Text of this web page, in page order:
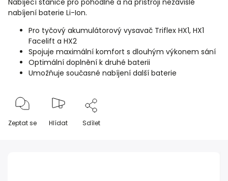
Nabíjecí stanice pro pohodlné a na přístroji nezávislé
nabíjení baterie Li-Ion.
Pro tyčový akumulátorový vysavač Triflex HX1, HX1
Facelift a HX2
Spojuje maximální komfort s dlouhým výkonem sání
Optimální doplnění k druhé baterii
Umožňuje současné nabíjení další baterie
Zeptat se Hlídat Sdílet